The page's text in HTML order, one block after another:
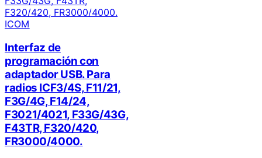
ICOM
Interfaz de
programación con
adaptador USB. Para
radios ICF3/4S, F11/21,
F3G/4G, F14/24,
F3021/4021, F33G/43G,
F43TR, F320/420,
FR3000/4000.